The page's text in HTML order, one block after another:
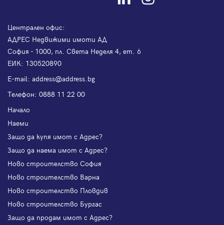
Централен офис:
АДРЕС Недвижими имоти АД
София - 1000, пл. Света Неделя 4, ет. 6
ЕИК: 130520890
Е-mail: address@address.bg
Телефон: 0888 11 22 00
Начало
Наеми
Защо да купя имот с Адрес?
Защо да наема имот с Адрес?
Ново строителство София
Ново строителство Варна
Ново строителство Пловдив
Ново строителство Бургас
Защо да продам имот с Адрес?